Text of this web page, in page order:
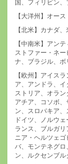
国、フィリピン
【大洋州】オー
【北米】カナダ、
【中南米】アン
ストファー・ネ
ナ、ブラジル、
【欧州】アイス
ア、アンドラ、
ストリア、オラ
アチア、コソボ
ン、スロバキア、
ドイツ、ノルウ
ランス、ブルガ
ニア・ヘルツェ
バ、モンテネグ
ン、ルクセンブ